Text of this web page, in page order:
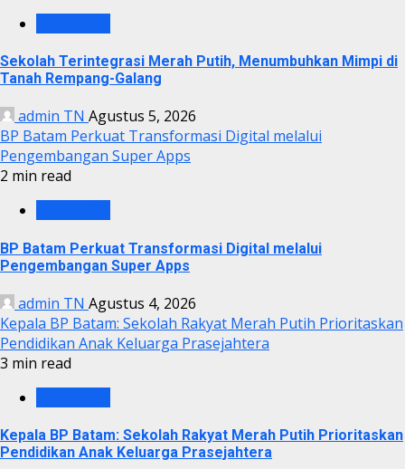
Sekolah Terintegrasi Merah Putih, Menumbuhkan Mimpi di
Tanah Rempang-Galang
admin TN Agustus 5, 2026
BP Batam Perkuat Transformasi Digital melalui
Pengembangan Super Apps
2 min read
BP Batam Perkuat Transformasi Digital melalui
Pengembangan Super Apps
admin TN Agustus 4, 2026
Kepala BP Batam: Sekolah Rakyat Merah Putih Prioritaskan
Pendidikan Anak Keluarga Prasejahtera
3 min read
Kepala BP Batam: Sekolah Rakyat Merah Putih Prioritaskan
Pendidikan Anak Keluarga Prasejahtera